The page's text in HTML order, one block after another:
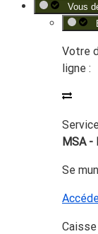
Vous
Votre
ligne :
MSA -
Se